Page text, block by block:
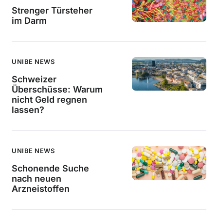
Strenger Türsteher
im Darm
UNIBE NEWS
Schweizer
Überschüsse: Warum
nicht Geld regnen
lassen?
UNIBE NEWS
Schonende Suche
nach neuen
Arzneistoffen